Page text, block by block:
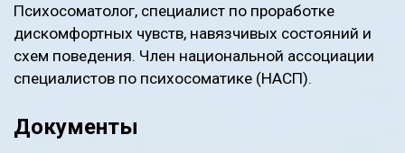
Психосоматолог, специалист по проработке
дискомфортных чувств, навязчивых состояний и
схем поведения. Член национальной ассоциации
специалистов по психосоматике (НАСП).
Документы